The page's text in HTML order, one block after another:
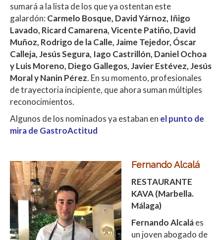
sumará a la lista de los que ya ostentan este
galardón: Carmelo Bosque, David Yárnoz, Iñigo
Lavado, Ricard Camarena, Vicente Patiño, David
Muñoz, Rodrigo de la Calle, Jaime Tejedor, Óscar
Calleja, Jesús Segura, Iago Castrillón, Daniel Ochoa
y Luis Moreno, Diego Gallegos, Javier Estévez, Jesús
Moral y Nanin Pérez. En su momento, profesionales
de trayectoria incipiente, que ahora suman múltiples
reconocimientos.
Algunos de los nominados ya estaban en el punto de
mira de GastroActitud
Fernando Alcalá
RESTAURANTE
KAVA (Marbella.
Málaga)
Fernando Alcaláes
un joven abogado de